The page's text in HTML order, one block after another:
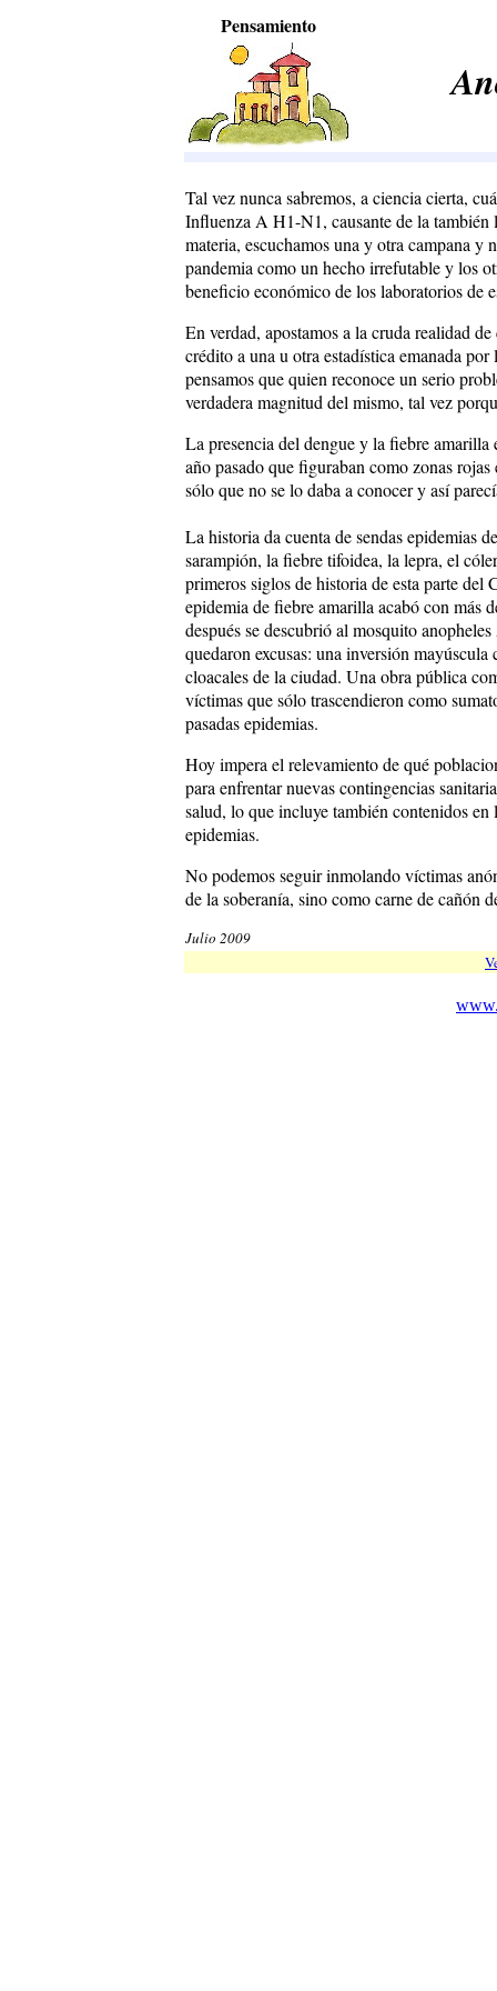
Pensamiento
Tal vez nunca sabremos, a ciencia cierta,
Influenza A H1-N1, causante de la
materia, escuchamos una y otra campana y
pandemia como un hecho irrefutable y los
beneficio económico de los laboratorios de
En verdad, apostamos a la cruda realidad
crédito a una u otra estadística emanada
pensamos que quien reconoce un serio
verdadera magnitud del mismo, tal vez
La presencia del dengue y la fiebre
año pasado que figuraban como zonas
sólo que no se lo daba a conocer y así
La historia da cuenta de sendas epidemias
sarampión, la fiebre tifoidea, la lepra, el
primeros siglos de historia de esta parte
epidemia de fiebre amarilla acabó con más
después se descubrió al mosquito
quedaron excusas: una inversión
cloacales de la ciudad. Una obra pública
víctimas que sólo trascendieron como
pasadas epidemias.
Hoy impera el relevamiento de qué
para enfrentar nuevas contingencias
salud, lo que incluye también contenidos en
epidemias.
No podemos seguir inmolando víctimas
de la soberanía, sino como carne de cañón
Julio 2009